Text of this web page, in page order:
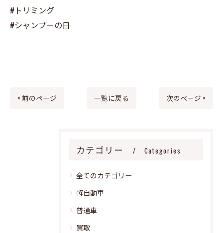
#トリミング
#シャンプーの日
< 前のページ 一覧に戻る 次のページ >
カテゴリー Categories
全てのカテゴリー
軽自動車
普通車
買取